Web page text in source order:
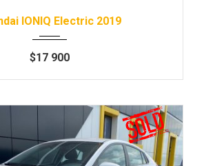
IONIQ Electric 2019
$17 900